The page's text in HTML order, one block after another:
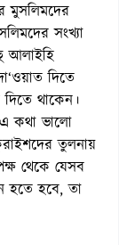
মুসলিমদের
সংখ্যা
আলাইহি
দিতে
থাকেন।
কথা ভালো
তুলনায়
থেকে যেসব
হতে হবে, তা